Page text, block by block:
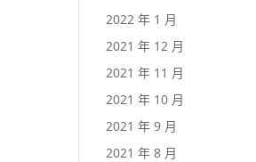
2022 年 1 月
2021 年 12 月
2021 年 11 月
2021 年 10 月
2021 年 9 月
2021 年 8 月